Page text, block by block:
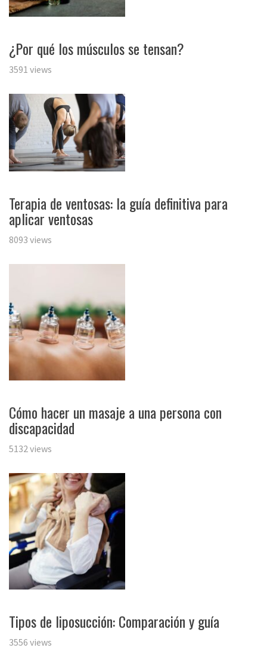
¿Por qué los músculos se tensan?
3591 views
Terapia de ventosas: la guía definitiva para
aplicar ventosas
8093 views
Cómo hacer un masaje a una persona con
discapacidad
5132 views
Tipos de liposucción: Comparación y guía
3556 views